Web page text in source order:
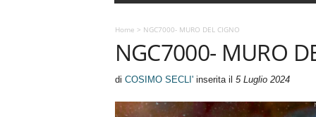
m
A
t
r
Home > NGC7000- MURO DEL CIGNO
NGC7000- MURO
di COSIMO SECLI'inserita il 5 Luglio 2024